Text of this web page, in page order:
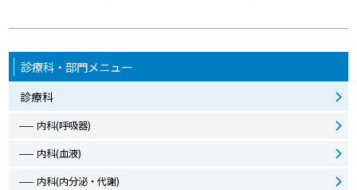
診療科・部門メニュー
診療科
内科(呼吸器)
内科(血液)
内科(内分泌・代謝)